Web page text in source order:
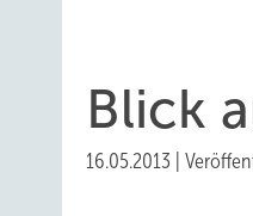
Blick
16.05.2013